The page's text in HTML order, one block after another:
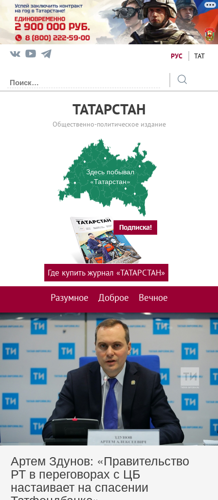
РУС ТАТ
ТАТАРСТАН
Общественно-политическое издание
Здесь побывал
«Татарстан»
Разумное Доброе Вечное
Где купить журнал «ТАТАРСТАН»
Артем Здунов: «Правительство
РТ в переговорах с ЦБ
настаивает на спасении